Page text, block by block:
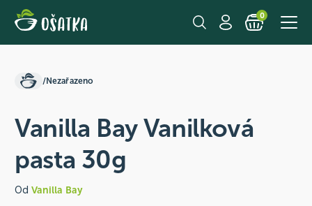
0
/Nezařazeno
Vanilla Bay Vanilková
pasta 30g
Od Vanilla Bay